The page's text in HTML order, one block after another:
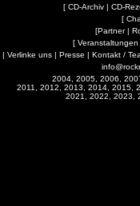
[ CD-Archiv| CD-
[
[Partner|
[ Veranstaltungen
| Verlinke uns | Presse | Kontakt /
2004, 2005, 2006,
2011, 2012, 2013, 2014, 2015,
2021, 2022, 2023,